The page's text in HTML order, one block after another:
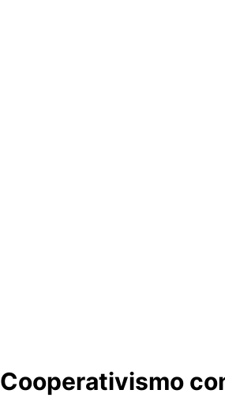
Cooperativismo